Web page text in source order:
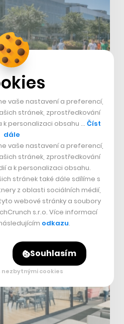
rok. Google
zaměstnanců
až do příštího
změnu celé řady „zažitých
i v tom, jak lidé pracují. V
vaše nastavení a preferencí,
stránek, zprostředkování
k personalizaci obsahu … Číst
dále
vaše nastavení a preferencí,
stránek, zprostředkování
a k personalizaci obsahu.
stránek také dále sdílíme s
z oblasti sociálních médií,
webové stránky a soubory
s.r.o. Více informací
odkazu.
Souhlasím
nezbytnými cookies